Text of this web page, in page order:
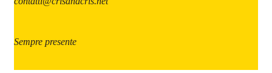
Sempre presente